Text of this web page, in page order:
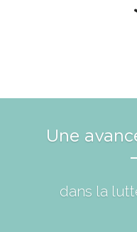
Une
dans la